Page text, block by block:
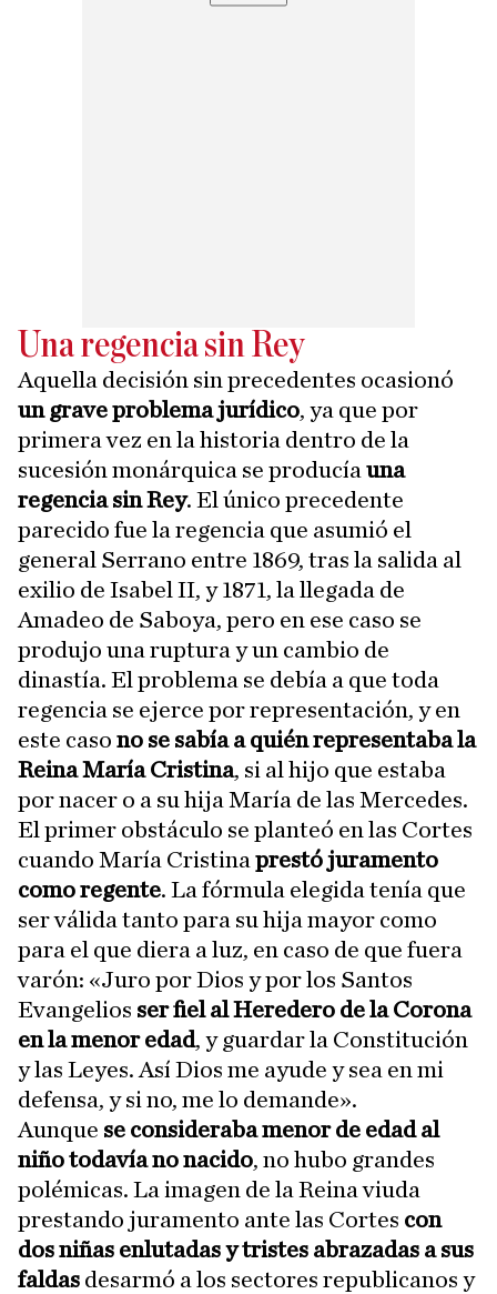
Una regencia sin Rey
Aquella decisión sin precedentes ocasionó
un grave problema jurídico, ya que por
primera vez en la historia dentro de la
sucesión monárquica se producía una
regencia sin Rey. El único precedente
parecido fue la regencia que asumió el
general Serrano entre 1869, tras la salida al
exilio de Isabel II, y 1871, la llegada de
Amadeo de Saboya, pero en ese caso se
produjo una ruptura y un cambio de
dinastía. El problema se debía a que toda
regencia se ejerce por representación, y en
este caso no se sabía a quién representaba la
Reina María Cristina, si al hijo que estaba
por nacer o a su hija María de las Mercedes.
El primer obstáculo se planteó en las Cortes
cuando María Cristina prestó juramento
como regente. La fórmula elegida tenía que
ser válida tanto para su hija mayor como
para el que diera a luz, en caso de que fuera
varón: «Juro por Dios y por los Santos
Evangelios ser fiel al Heredero de la Corona
en la menor edad, y guardar la Constitución
y las Leyes. Así Dios me ayude y sea en mi
defensa, y si no, me lo demande».
Aunque se consideraba menor de edad al
niño todavía no nacido, no hubo grandes
polémicas. La imagen de la Reina viuda
prestando juramento ante las Cortes con
dos niñas enlutadas y tristes abrazadas a sus
faldas desarmó a los sectores republicanos y